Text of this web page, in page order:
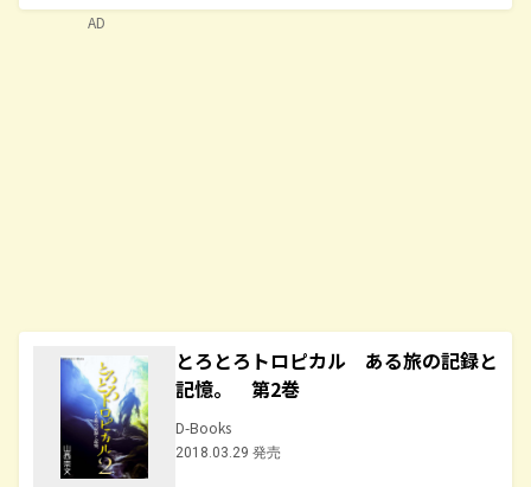
とろとろトロピカル ある旅の記録と
記憶。 第2巻
D-Books
2018.03.29 発売
AD